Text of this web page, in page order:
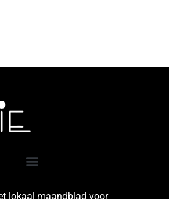
lokaal maandblad voor